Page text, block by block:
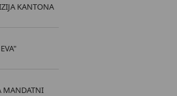
KANTONA
MANDATNI